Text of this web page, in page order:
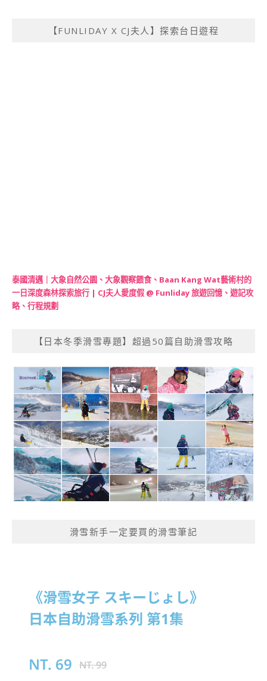
【FUNLIDAY X CJ夫人】探索台日遊程
泰國清邁｜大象自然公園、大象觀察餵食、Baan Kang Wat藝術村的
一日深度森林探索旅行 | CJ夫人愛度假 @ Funliday 旅遊回憶、遊記攻
略、行程規劃
【日本冬季滑雪專題】超過50篇自助滑雪攻略
滑雪新手一定要買的滑雪筆記